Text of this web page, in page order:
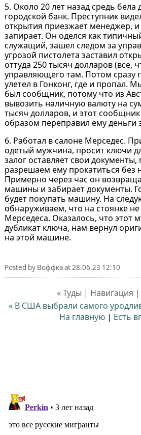
5. Около 20 лет назад средь
городской банк. Преступник
открытия приезжает менеджер,
запирает. Он оделся как
служащий, зашел следом за
угрозой пистолета заставил
оттуда 250 тысяч долларов (все,
управляющего там. Потом сразу
улетел в Гонконг, где и пропал.
был сообщник, потому что из
вывозить наличную валюту на
тысяч долларов, и этот
образом переправил ему деньги
6. Работал в салоне Мерседес.
одетый мужчина, просит ключи
залог оставляет свои
разрешаем ему прокатиться без
Примерно через час он
машины и забирает документы.
будет покупать машину. На
обнаруживаем, что на стоянке не
Мерседеса. Оказалось, что этот
дубликат ключа, нам вернул
на этой машине.
Posted by Воффкаat 28.06.23 12:10
« Туды | Навигация
« В США выбрали самого
На главную| Есть